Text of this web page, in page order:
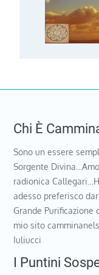
Chi È
Sono un essere
Sorgente
radionica
adesso preferisco
Grande Purificazione
mio sito
Iuliucci
I Puntini